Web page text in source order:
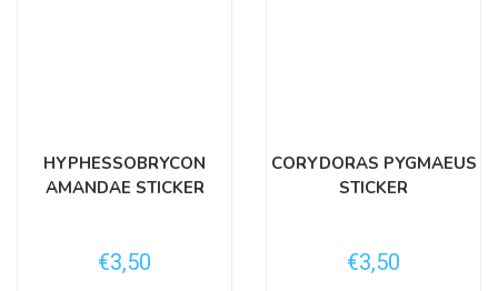
HYPHESSOBRYCON
AMANDAE STICKER
€3,50
CORYDORAS PYGMAEUS
STICKER
€3,50